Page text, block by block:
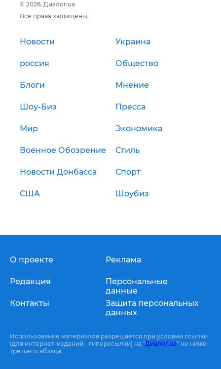
© 2026, Диалог.ua
Все права защищены.
Новости Украина
россия Общество
Блоги Мнение
Шоу-Биз Пресса
Мир Экономика
Военное Обозрение Стиль
Новости Донбасса Спорт
США Шоубиз
О проекте
Редакция
Контакты
Реклама
Персональные
данные
Защита персональных
данных
Использование материалов разрешается при условии ссылки
(для интернет-изданий - гиперссылки) на "Диалог.ua" не ниже
третьего абзаца.